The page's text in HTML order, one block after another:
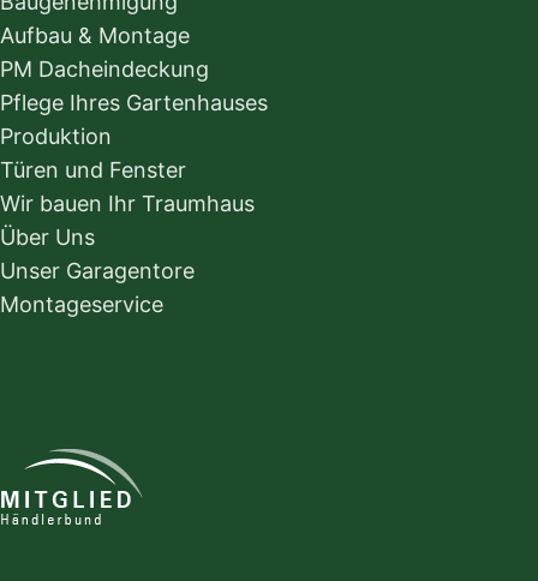
Aufbau & Montage
PM Dacheindeckung
Pflege Ihres Gartenhauses
Produktion
Türen und Fenster
Wir bauen Ihr Traumhaus
Über Uns
Unser Garagentore
Montageservice